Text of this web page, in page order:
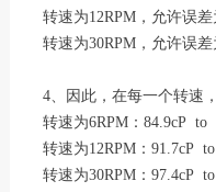
转速为12RPM，允许误差
转速为30RPM，允许误差
4、因此，在每一个转速
转速为6RPM：84.9cP to
转速为12RPM：91.7cP
转速为30RPM：97.4cP